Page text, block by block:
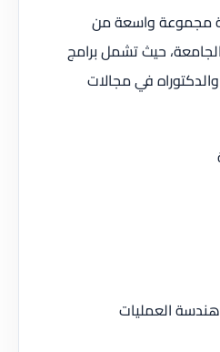
مجموعة واسعة من
حيث تشمل برامج
في مجالات
العمليات